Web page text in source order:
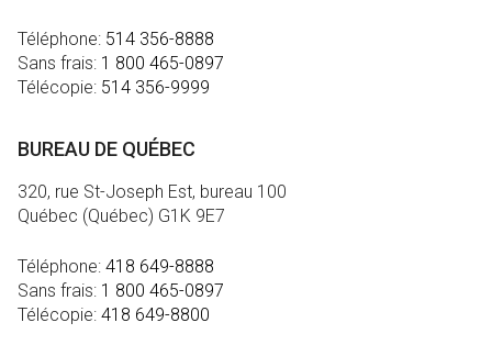
Téléphone: 514 356-8888
Sans frais: 1 800 465-0897
Télécopie: 514 356-9999
BUREAU DE QUÉBEC
320, rue St-Joseph Est, bureau 100
Québec (Québec) G1K 9E7
Téléphone: 418 649-8888
Sans frais: 1 800 465-0897
Télécopie: 418 649-8800